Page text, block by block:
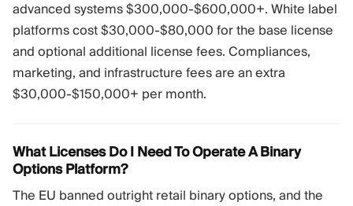
advanced systems $300,000-$600,000+. White label
platforms cost $30,000-$80,000 for the base license
and optional additional license fees. Compliances,
marketing, and infrastructure fees are an extra
$30,000-$150,000+ per month.
What Licenses Do I Need To Operate A Binary
Options Platform?
The EU banned outright retail binary options, and the